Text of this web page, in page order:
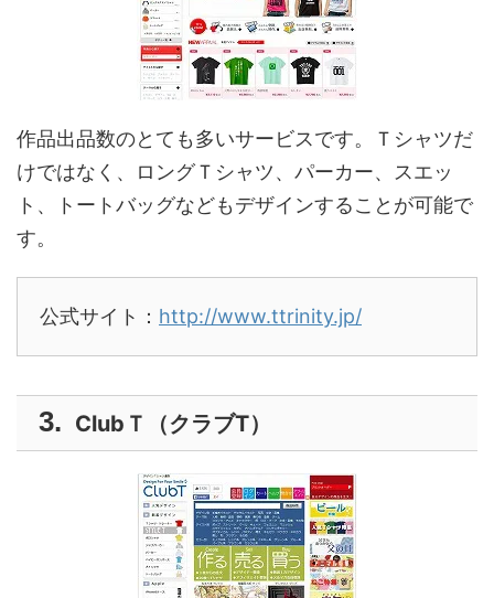
作品出品数のとても多いサービスです。Ｔシャツだ
けではなく、ロングＴシャツ、パーカー、スエッ
ト、トートバッグなどもデザインすることが可能で
す。
公式サイト： http://www.ttrinity.jp/
ClubＴ（クラブT）